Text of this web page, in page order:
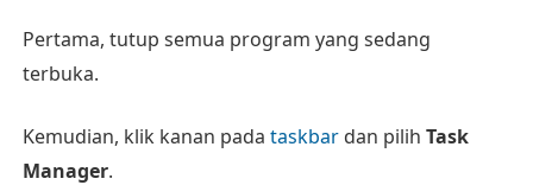
Pertama, tutup semua program yang sedang
terbuka.
Kemudian, klik kanan pada taskbardan pilih Task
Manager.